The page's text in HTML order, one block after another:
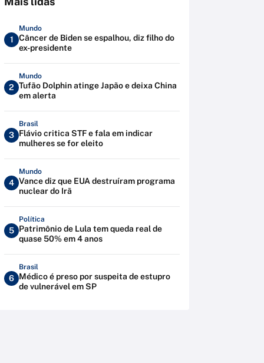
1
Mundo
Câncer de Biden se espalhou, diz filho do
ex-presidente
2
Mundo
Tufão Dolphin atinge Japão e deixa China
em alerta
3
Brasil
Flávio critica STF e fala em indicar
mulheres se for eleito
4
Mundo
Vance diz que EUA destruíram programa
nuclear do Irã
5
Política
Patrimônio de Lula tem queda real de
quase 50% em 4 anos
6
Brasil
Médico é preso por suspeita de estupro
de vulnerável em SP